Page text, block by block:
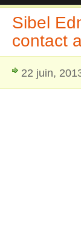
Sibel
contact
22 juin,